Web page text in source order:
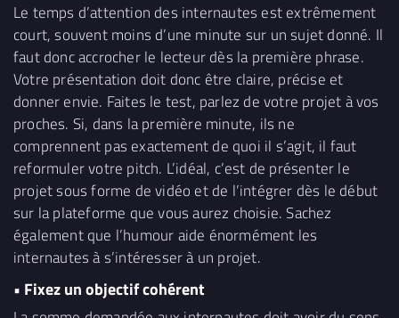
Le temps d’attention des internautes est extrêmement
court, souvent moins d’une minute sur un sujet donné. Il
faut donc accrocher le lecteur dès la première phrase.
Votre présentation doit donc être claire, précise et
donner envie. Faites le test, parlez de votre projet à vos
proches. Si, dans la première minute, ils ne
comprennent pas exactement de quoi il s’agit, il faut
reformuler votre pitch. L’idéal, c’est de présenter le
projet sous forme de vidéo et de l’intégrer dès le début
sur la plateforme que vous aurez choisie. Sachez
également que l’humour aide énormément les
internautes à s’intéresser à un projet.
• Fixez un objectif cohérent